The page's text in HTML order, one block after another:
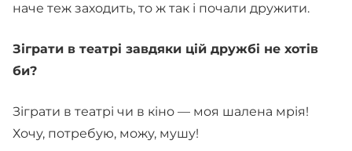
наче теж заходить, то ж так і почали дружити.
Зіграти в театрі завдяки цій дружбі не хотів
би?
Зіграти в театрі чи в кіно — моя шалена мрія!
Хочу, потребую, можу, мушу!